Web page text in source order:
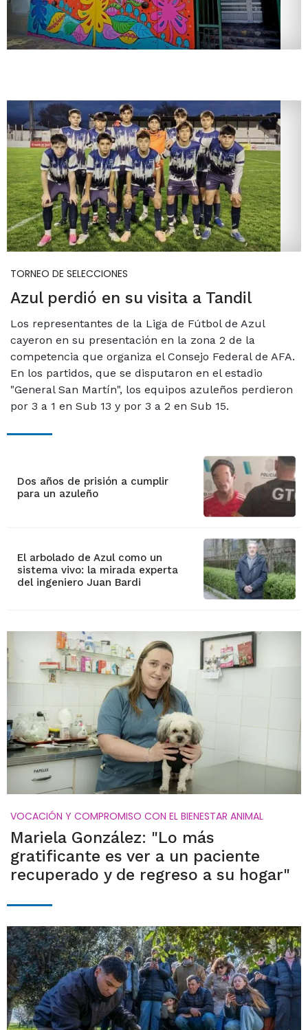
TORNEO DE SELECCIONES
Azul perdió en su visita a Tandil
Los representantes de la Liga de Fútbol de Azul
cayeron en su presentación en la zona 2 de la
competencia que organiza el Consejo Federal de AFA.
En los partidos, que se disputaron en el estadio
"General San Martín", los equipos azuleños perdieron
por 3 a 1 en Sub 13 y por 3 a 2 en Sub 15.
Dos años de prisión a cumplir
para un azuleño
El arbolado de Azul como un
sistema vivo: la mirada experta
del ingeniero Juan Bardi
VOCACIÓN Y COMPROMISO CON EL BIENESTAR ANIMAL
Mariela González: "Lo más
gratificante es ver a un paciente
recuperado y de regreso a su hogar"